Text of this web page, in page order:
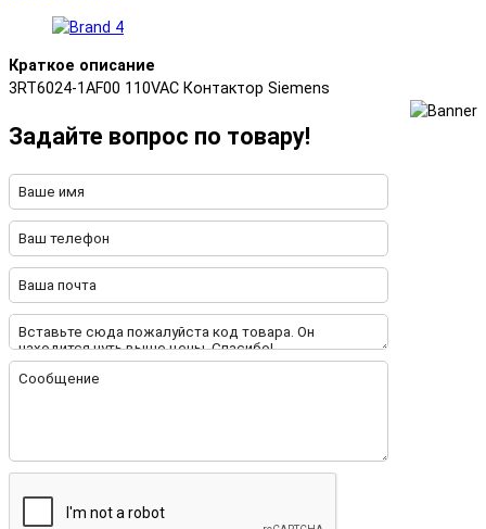
Краткое описание
3RT6024-1AF00 110VAC Контактор Siemens
Задайте вопрос по товару!